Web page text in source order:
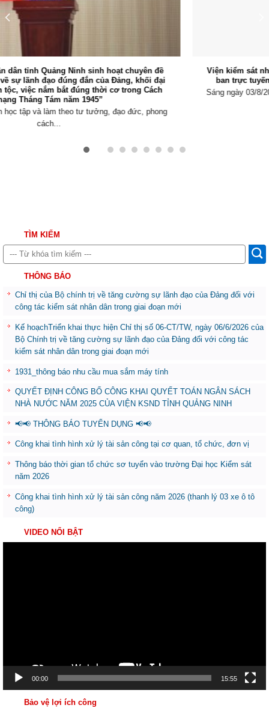
Viện kiểm sát nhân dân tỉnh Quảng Ninh tổ chức Hội nghị giao
ban trực tuyến triển khai nhiệm vụ trọng tâm tháng 8/2026
Sáng ngày 03/8/2026, Viện kiểm sát nhân dân (VKSND) tỉnh Quảng
TÌM KIẾM
THÔNG BÁO
Chỉ thị của Bộ chính trị về tăng cường sự lãnh đạo của Đảng đối với
công tác kiểm sát nhân dân trong giai đoạn mới
Kế hoạchTriển khai thực hiện Chỉ thị số 06-CT/TW, ngày 06/6/2026 của
Bộ Chính trị về tăng cường sự lãnh đạo của Đảng đối với công tác
kiểm sát nhân dân trong giai đoạn mới
1931_thông báo nhu cầu mua sắm máy tính
QUYẾT ĐỊNH CÔNG BỐ CÔNG KHAI QUYẾT TOÁN NGÂN SÁCH
NHÀ NƯỚC NĂM 2025 CỦA VIỆN KSND TỈNH QUẢNG NINH
📢📢 THÔNG BÁO TUYỂN DỤNG 📢📢
Công khai tình hình xử lý tài sản công tại cơ quan, tổ chức, đơn vị
Thông báo thời gian tổ chức sơ tuyển vào trường Đại học Kiểm sát
năm 2026
Công khai tình hình xử lý tài sản công năm 2026 (thanh lý 03 xe ô tô
công)
VIDEO NỔI BẬT
00:00 15:55
Bảo vệ lợi ích công